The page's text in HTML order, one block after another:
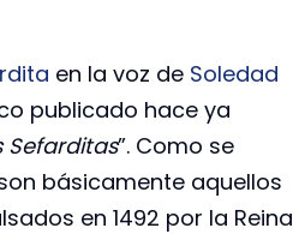
en la voz de Soledad
publicado hace ya
Sefarditas”. Como se
básicamente aquellos
en 1492 por la Reina